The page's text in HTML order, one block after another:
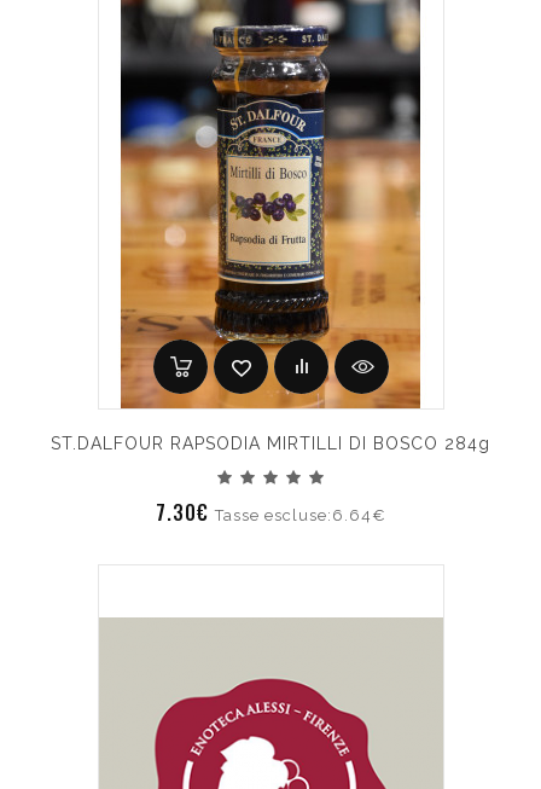
ST.DALFOUR RAPSODIA MIRTILLI DI BOSCO 284g
7.30€Tasse escluse:6.64€